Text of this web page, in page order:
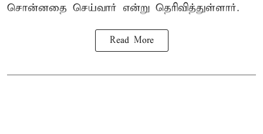
சொன்னதை செய்வார் என்று தெரிவித்துள்ளார்.
Read More